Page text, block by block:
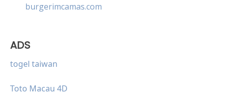
burgerimcamas.com
ADS
togel taiwan
Toto Macau 4D